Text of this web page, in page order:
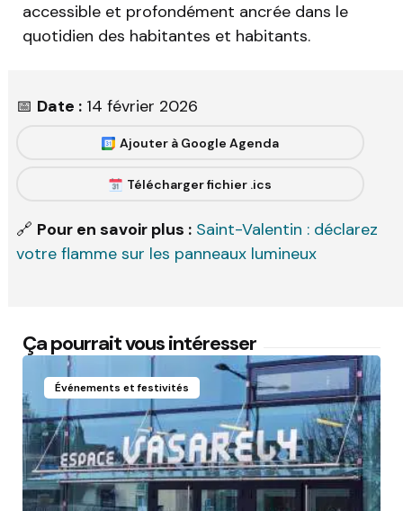
accessible et profondément ancrée dans le
quotidien des habitantes et habitants.
📅 Date : 14 février 2026
Ajouter à Google Agenda
Télécharger fichier .ics
🔗 Pour en savoir plus : Saint-Valentin : déclarez
votre flamme sur les panneaux lumineux
Ça pourrait vous intéresser
Événements et festivités